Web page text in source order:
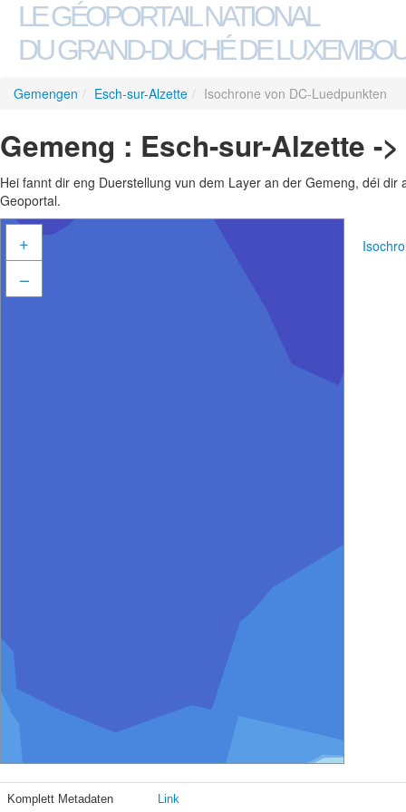
LE GÉOPORTAIL NATIONAL
DU GRAND-DUCHÉ DE
Gemengen / Esch-sur-Alzette / Isochrone von DC-Luedpunkten
Gemeng : Esch-sur-Alzette -
Hei fannt dir eng Duerstellung vun dem Layer an der Gemeng, déi
Geoportal.
+
–
Komplett Metadaten Link